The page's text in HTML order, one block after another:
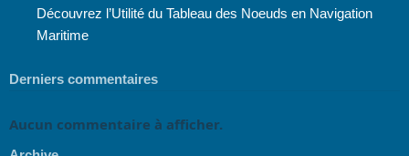
Découvrez l’Utilité du Tableau des Noeuds en Navigation
Maritime
Derniers commentaires
Aucun commentaire à afficher.